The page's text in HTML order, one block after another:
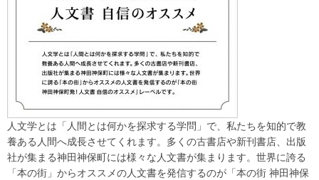
人文学とは「人間とは何かを探求する学問」で、私たちを知的で教
養ある人間へ成長させてくれます。多くの古書店や新刊書店、出版
社が集まる神田神保町には様々な人文書が集まります。世界に誇る
「本の街」からオススメの人文書を発信するのが「本の街 神田神保